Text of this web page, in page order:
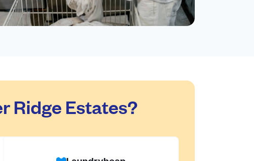
Ridge Estates?